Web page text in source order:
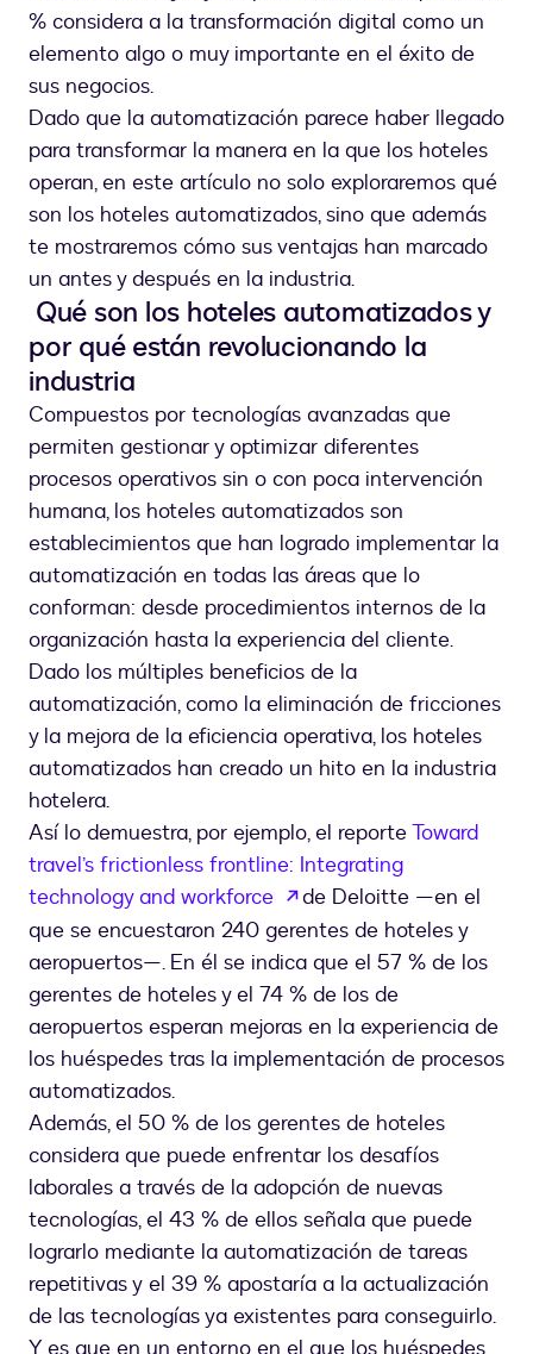
% considera a la transformación digital como un
elemento algo o muy importante en el éxito de
sus negocios.
Dado que la automatización parece haber llegado
para transformar la manera en la que los hoteles
operan, en este artículo no solo exploraremos qué
son los hoteles automatizados, sino que además
te mostraremos cómo sus ventajas han marcado
un antes y después en la industria.
Qué son los hoteles automatizados y
por qué están revolucionando la
industria
Compuestos por tecnologías avanzadas que
permiten gestionar y optimizar diferentes
procesos operativos sin o con poca intervención
humana, los hoteles automatizados son
establecimientos que han logrado implementar la
automatización en todas las áreas que lo
conforman: desde procedimientos internos de la
organización hasta la experiencia del cliente.
Dado los múltiples beneficios de la
automatización, como la eliminación de fricciones
y la mejora de la eficiencia operativa, los hoteles
automatizados han creado un hito en la industria
hotelera.
Así lo demuestra, por ejemplo, el reporteToward
travel’s frictionless frontline: Integrating
technology and workforce
abre em uma nova guia
de Deloitte —en el
que se encuestaron 240 gerentes de hoteles y
aeropuertos—. En él se indica que el 57 % de los
gerentes de hoteles y el 74 % de los de
aeropuertos esperan mejoras en la experiencia de
los huéspedes tras la implementación de procesos
automatizados.
Además, el 50 % de los gerentes de hoteles
considera que puede enfrentar los desafíos
laborales a través de la adopción de nuevas
tecnologías, el 43 % de ellos señala que puede
lograrlo mediante la automatización de tareas
repetitivas y el 39 % apostaría a la actualización
de las tecnologías ya existentes para conseguirlo.